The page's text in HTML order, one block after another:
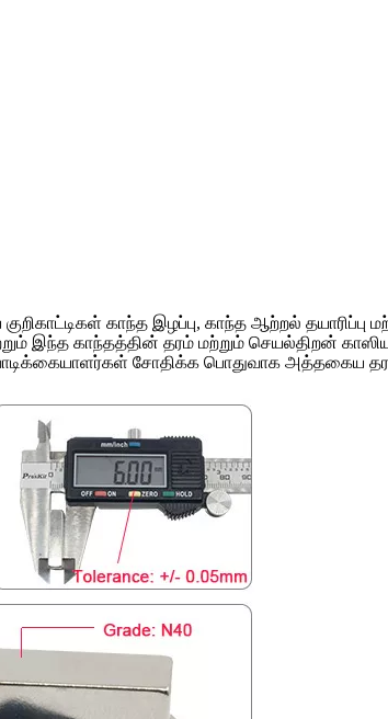
காந்த இழப்பு, காந்த ஆற்றல்
இந்த காந்தத்தின் தரம் மற்றும் செயல்திறன்
சோதிக்க பொதுவாக அத்தகைய